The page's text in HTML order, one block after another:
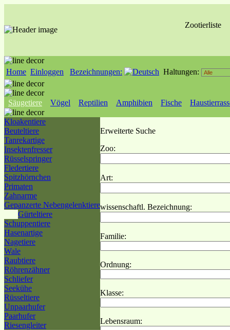
Zootierliste
Home Einloggen Bezeichnungen: Haltungen:
Säugetiere Vögel Reptilien Amphibien Fische
Kloakentiere
Beuteltiere
Tanrekartige
Insektenfresser
Rüsselspringer
Fledertiere
Spitzhörnchen
Primaten
Zahnarme
Gepanzerte Nebengelenktiere
Gürteltiere
Schuppentiere
Hasenartige
Nagetiere
Wale
Raubtiere
Röhrenzähner
Schliefer
Seekühe
Rüsseltiere
Unpaarhufer
Paarhufer
Riesengleiter
Erweiterte Suche
Zoo:
Art:
wissenschaftl. Bezeichnung:
Familie:
Ordnung:
Klasse:
Lebensraum: